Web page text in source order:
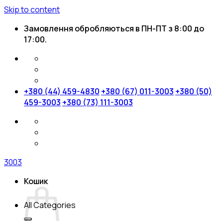
Skip to content
Замовлення обробляються в ПН-ПТ з 8:00 до
17:00.
+380 (44) 459-4830 +380 (67) 011-3003 +380 (50)
459-3003 +380 (73) 111-3003
3003
Кошик
All Categories